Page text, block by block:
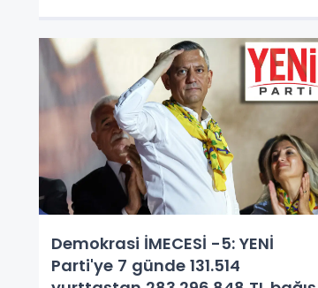
Demokrasi İMECESİ -5: YENİ
Parti'ye 7 günde 131.514